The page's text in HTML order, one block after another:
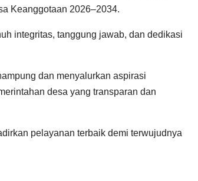
Keanggotaan 2026–2034.
integritas, tanggung jawab, dan dedikasi
dan menyalurkan aspirasi
desa yang transparan dan
pelayanan terbaik demi terwujudnya